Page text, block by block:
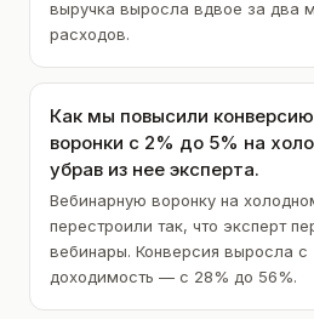
выручка выросла вдвое за два
расходов.
Как мы повысили
воронки с 2% до 5% на
убрав из нее эксперта.
Вебинарную воронку на
перестроили так, что эксперт
вебинары. Конверсия выросла с
доходимость — с 28% до 56%.